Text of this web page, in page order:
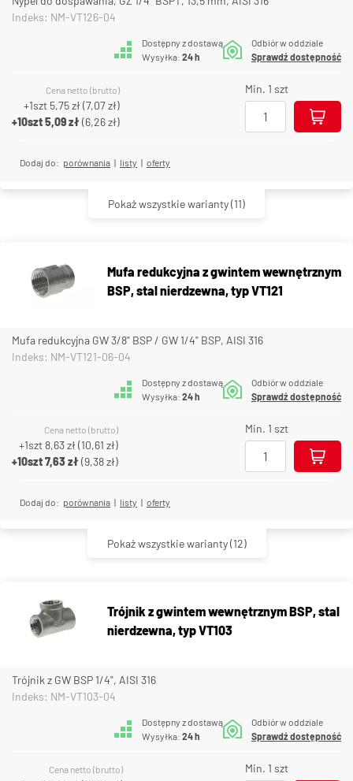
Indeks: NM-VT126-04
Dostępny z dostawą
Wysyłka: 24 h
Odbiór w oddziale
Sprawdź dostępność
Cena netto (brutto)
+1szt 5,75 zł(7,07 zł)
+10szt5,09 zł(6,26 zł)
Min. 1 szt
Dodaj do: porównania | listy | oferty
Pokaż wszystkie warianty(11)
Mufa redukcyjna z gwintem wewnętrznym
BSP, stal nierdzewna, typ VT121
Mufa redukcyjna GW 3/8" BSP / GW 1/4" BSP, AISI 316
Indeks: NM-VT121-06-04
Dostępny z dostawą
Wysyłka: 24 h
Odbiór w oddziale
Sprawdź dostępność
Cena netto (brutto)
+1szt 8,63 zł(10,61 zł)
+10szt7,63 zł(9,38 zł)
Min. 1 szt
Dodaj do: porównania | listy | oferty
Pokaż wszystkie warianty(12)
Trójnik z gwintem wewnętrznym BSP, stal
nierdzewna, typ VT103
Trójnik z GW BSP 1/4", AISI 316
Indeks: NM-VT103-04
Dostępny z dostawą
Wysyłka: 24 h
Odbiór w oddziale
Sprawdź dostępność
Cena netto (brutto) Min. 1 szt